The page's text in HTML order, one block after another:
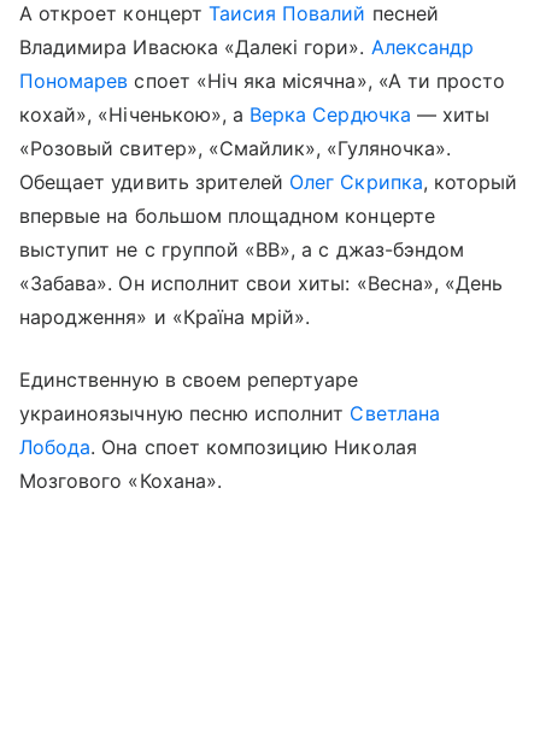
А откроет концерт Таисия Повалий песней
Владимира Ивасюка «Далекi гори». Александр
Пономарев споет «Нiч яка мiсячна», «А ти просто
кохай», «Нiченькою», а Верка Сердючка — хиты
«Розовый свитер», «Смайлик», «Гуляночка».
Обещает удивить зрителей Олег Скрипка, который
впервые на большом площадном концерте
выступит не с группой «ВВ», а с джаз-бэндом
«Забава». Он исполнит свои хиты: «Весна», «День
народження» и «Країна мрiй».
Единственную в своем репертуаре
украиноязычную песню исполнит Светлана
Лобода. Она споет композицию Николая
Мозгового «Кохана».